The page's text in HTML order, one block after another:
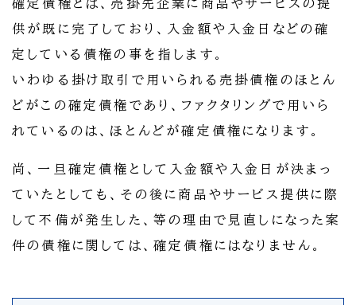
確定債権とは、売掛先企業に商品やサービスの提
供が既に完了しており、入金額や入金日などの確
定している債権の事を指します。
いわゆる掛け取引で用いられる売掛債権のほとん
どがこの確定債権であり、ファクタリングで用いら
れているのは、ほとんどが確定債権になります。
尚、一旦確定債権として入金額や入金日が決まっ
ていたとしても、その後に商品やサービス提供に際
して不備が発生した、等の理由で見直しになった案
件の債権に関しては、確定債権にはなりません。